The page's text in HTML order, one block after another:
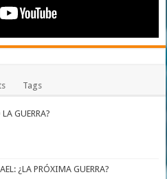
Tags
GUERRA?
¿LA PRÓXIMA GUERRA?